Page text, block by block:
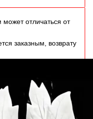
отличаться от
заказным, возврату